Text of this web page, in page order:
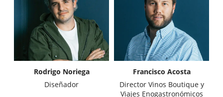
Rodrigo Noriega
Diseñador
Francisco Acosta
Director Vinos Boutique y
Viajes Enogastronómicos